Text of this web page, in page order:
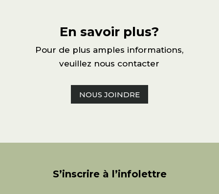
En savoir plus?
Pour de plus amples informations,
veuillez nous contacter
NOUS JOINDRE
S’inscrire à l’infolettre